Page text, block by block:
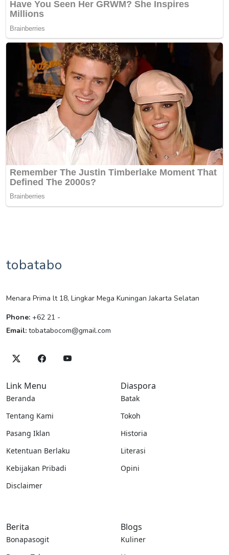
tobatabo
Menara Prima lt 18, Lingkar Mega Kuningan Jakarta Selatan
Phone: +62 21 -
Email: tobatabocom@gmail.com
Link Menu
Beranda
Tentang Kami
Pasang Iklan
Ketentuan Berlaku
Kebijakan Pribadi
Disclaimer
Diaspora
Batak
Tokoh
Historia
Literasi
Opini
Berita
Bonapasogit
Blogs
Kuliner